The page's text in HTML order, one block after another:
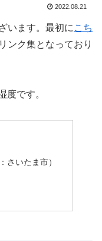
2022.08.21
います。最初に こち
ンク集となっており
度です。
さいたま市）